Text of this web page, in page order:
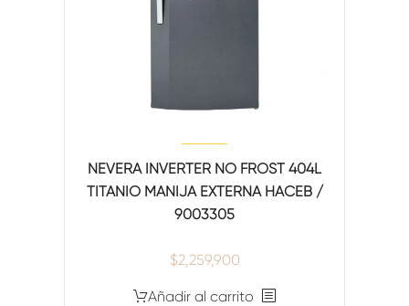
NEVERA INVERTER NO FROST 404L
TITANIO MANIJA EXTERNA HACEB /
9003305
$2,259,900
Añadir al carrito